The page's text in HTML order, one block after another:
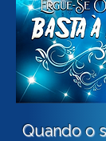
Quando o